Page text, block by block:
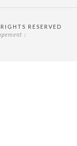
RESERVED
: